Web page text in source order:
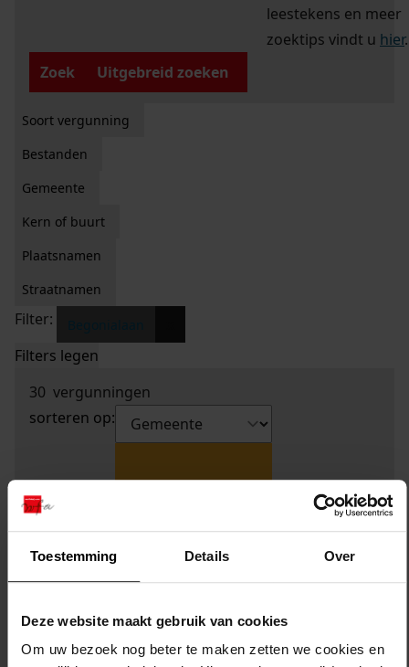
Toestemming Details Over
Deze website maakt gebruik van cookies
Om uw bezoek nog beter te maken zetten we cookies en
leestekens en meer
zoektips vindt u hier.
Zoek
Uitgebreid zoeken
Soort vergunning
Bestanden
Gemeente
Kern of buurt
Plaatsnamen
Straatnamen
Filter:
Filters legen
30 vergunningen
sorteren op: